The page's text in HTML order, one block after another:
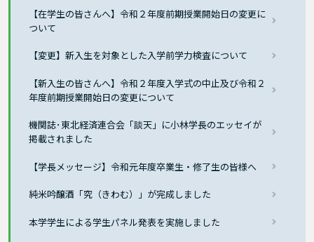
【在学生の皆さんへ】令和２年度前期授業開始日の変更に
ついて
【変更】新入生を対象とした入学前学力検査について
【新入生の皆さんへ】令和２年度入学式の中止及び令和２
年度前期授業開始日の変更について
機関誌･東北経済連合会「談天」に小林学長のエッセイが
掲載されました
【学長メッセージ】令和元年度卒業生・修了生の皆様へ
純米吟醸酒「究（きわむ）」が完成しました
本学学生による学生パネル発表を実施しました